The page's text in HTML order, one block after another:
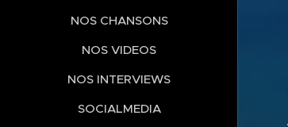
NOS CHANSONS
NOS VIDEOS
NOS INTERVIEWS
SOCIALMEDIA